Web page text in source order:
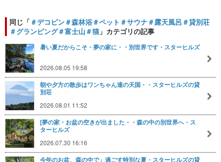
同じ「＃デコピン＃森林浴＃ペット＃サウナ＃露天風呂＃貸別荘
＃グランピング＃富士山＃猫 」カテゴリの記事
暑い夏だからこそ・夢の家に・・別世界です・スターヒルズ
2026.08.05 19:58
朝や夕方の散歩はワンちゃん達の天国・・スターヒルズの貸
別荘
2026.08.01 11:52
[夢の家・お盆の空きが出ました・・森の中の別世界へ・ス
ターヒルズ
2026.07.30 16:16
今年のお盆、森の中で」過ごす特別な夏・スターヒルズの貸